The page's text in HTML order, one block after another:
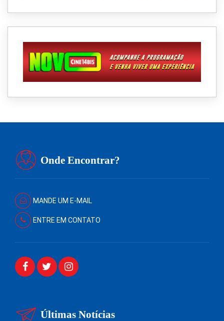
Onde Encontrar?
MANDE UM E-MAIL
ENTRE EM CONTATO
Últimas Notícias